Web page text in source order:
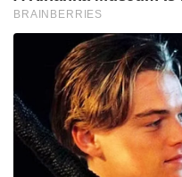
തേടുക. ഇവർ
സന്ദർശിക്കുന്നതും
ഒഴിവാക്കുകയും
സന്ദർഭങ്ങളിൽ
കരുതുകയും
ശീതളപാനീയങ്ങളും
ഒഴിവാക്കുവാനും